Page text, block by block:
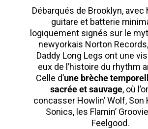
Débarqués de Brooklyn, avec
guitare et batterie
logiquement signés sur le
newyorkais Norton
Daddy Long Legs ont une
eux de l’histoire du rhythm
Celle d’une brèche
sacrée et sauvage, où
concasser Howlin’ Wolf, Son
Sonics, les Flamin’
Feelgood.